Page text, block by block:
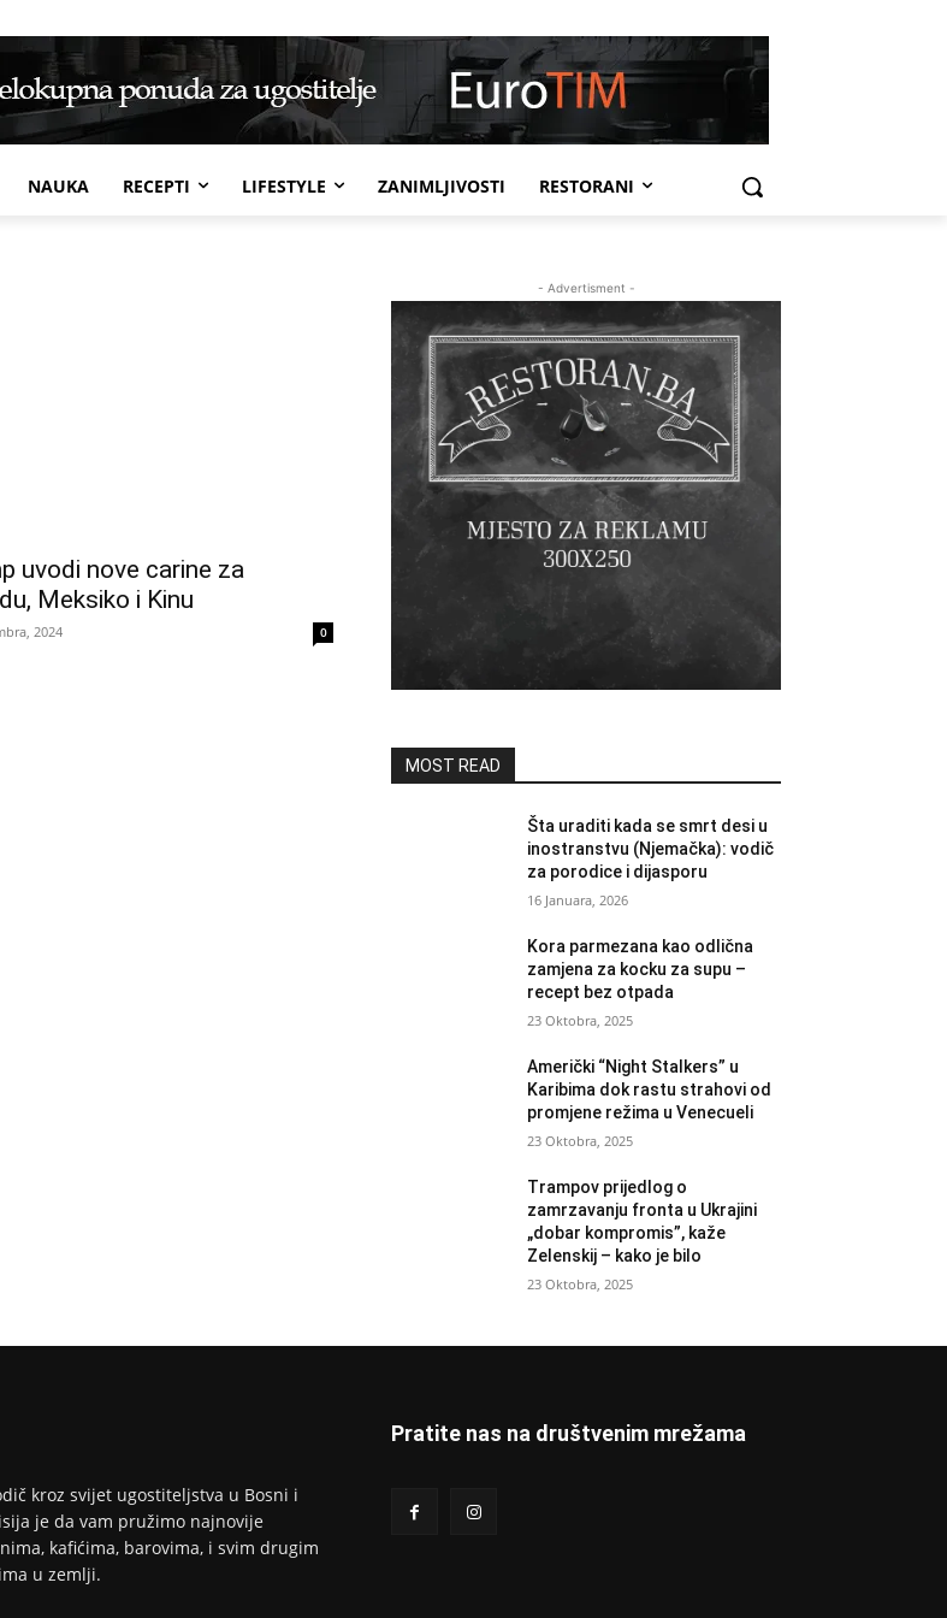
NAUKA RECEPTI LIFESTYLE ZANIMLJIVOSTI RESTORANI
uvodi nove carine za
Meksiko i Kinu
2024 0
- Advertisment -
MOST READ
Šta uraditi kada se smrt desi u
inostranstvu (Njemačka): vodič
za porodice i dijasporu
16 Januara, 2026
Kora parmezana kao odlična
zamjena za kocku za supu –
recept bez otpada
23 Oktobra, 2025
Američki “Night Stalkers” u
Karibima dok rastu strahovi od
promjene režima u Venecueli
23 Oktobra, 2025
Trampov prijedlog o
zamrzavanju fronta u Ukrajini
„dobar kompromis”, kaže
Zelenskij – kako je bilo
23 Oktobra, 2025
kroz svijet ugostiteljstva u Bosni i
je da vam pružimo najnovije
kafićima, barovima, i svim drugim
u zemlji.
Pratite nas na društvenim mrežama